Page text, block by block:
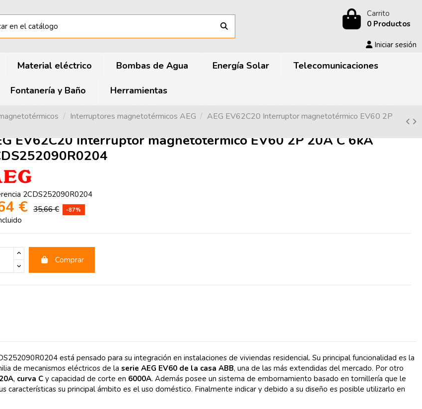
Carrito
0 Productos
Iniciar sesión
Material eléctrico Bombas de Agua Energía Solar Telecomunicaciones
Fontanería y Baño Herramientas
Interruptores magnetotérmicos AEG
AEG EV62C20 Interruptor magnetotérmico EV60 2P
EV62C20 Interruptor magnetotérmico EV60 2P 20A C 6kA
2CDS252090R0204
€ 35,66 € -87%
Comprar
está pensado para su integración en instalaciones de viviendas residencial. Su principal funcionalidad es la
de mecanismos eléctricos de laserie AEG EV60 de la casa ABB, una de las más extendidas del mercado. Por otro
20A, curva C y capacidad de corte en 6000A. Además posee un sistema de embornamiento basado en tornillería que le
características su principal ámbito es el uso doméstico. Finalmente indicar y debido a su diseño es posible utilizarlo en